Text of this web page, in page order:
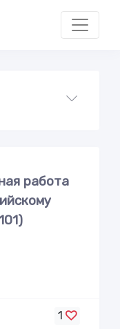
работа
1